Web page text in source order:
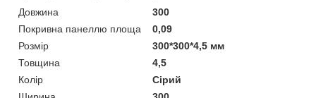
Довжина
300
Покривна панеллю площа
0,09
Розмір
300*300*4,5 мм
Товщина
4,5
Колір
Сірий